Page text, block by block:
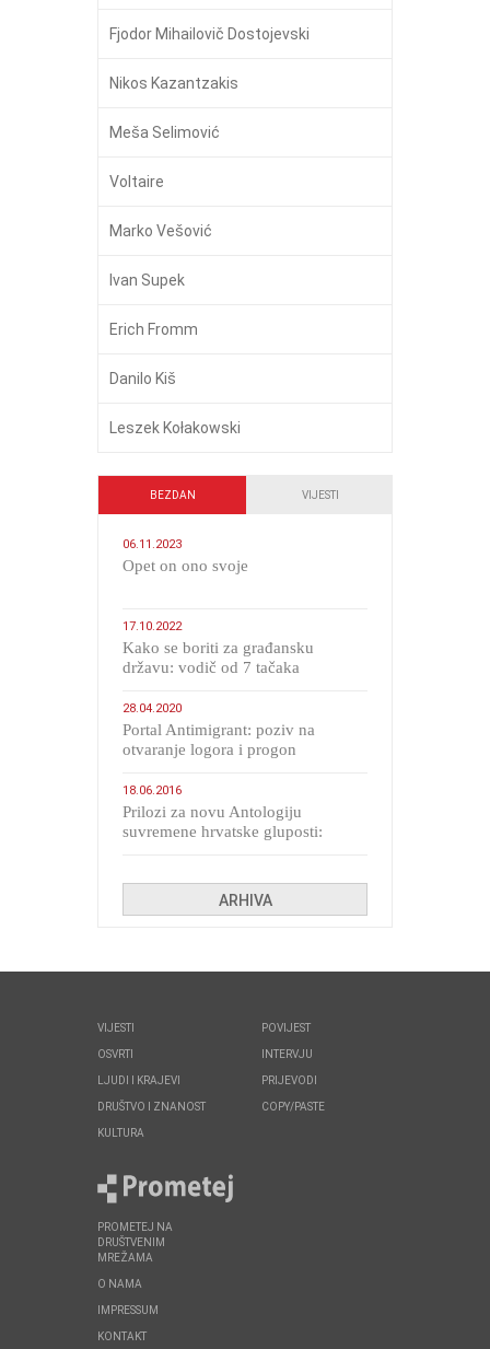
Fjodor Mihailovič Dostojevski
Nikos Kazantzakis
Meša Selimović
Voltaire
Marko Vešović
Ivan Supek
Erich Fromm
Danilo Kiš
Leszek Kołakowski
BEZDAN VIJESTI
06.11.2023
​Opet on ono svoje
17.10.2022
Kako se boriti za građansku
državu: vodič od 7 tačaka
28.04.2020
Portal Antimigrant: poziv na
otvaranje logora i progon
18.06.2016
Prilozi za novu Antologiju
suvremene hrvatske gluposti:
ARHIVA
VIJESTI
OSVRTI
LJUDI I KRAJEVI
DRUŠTVO I ZNANOST
KULTURA
POVIJEST
INTERVJU
PRIJEVODI
COPY/PASTE
PROMETEJ NA
DRUŠTVENIM
MREŽAMA
O NAMA
IMPRESSUM
KONTAKT